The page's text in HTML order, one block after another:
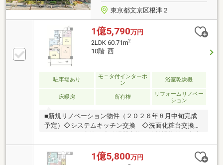
東京都文京区根津２
1億5,790万円
2LDK 60.71m2
10階 西
駐車場あり
モニタ付インターホ
ン
浴室乾燥機
床暖房 所有権
リフォームリノベー
ション
■新規リノベーション物件（２０２６年８月中旬完成
予定）◇システムキッチン交換 ◇洗面化粧台交換◇
ユニットバス交換 ◇給湯器交換（追焚機能付）◇床
暖房貼替（LD） ◇トイレ交換 ◇クロス貼替◇フロ
ーリング貼替 ◇エコカラット新規（玄関一部）◇給
水管・給湯管・排水管交換（専有部側）・毎日の暮ら
1億5,800万円